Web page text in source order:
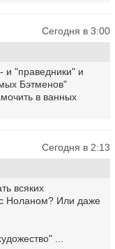
Сегодня в 3:00
и "праведники" и
Бэтменов"
в ванных
Сегодня в 2:13
всяких
с Ноланом? Или даже
...